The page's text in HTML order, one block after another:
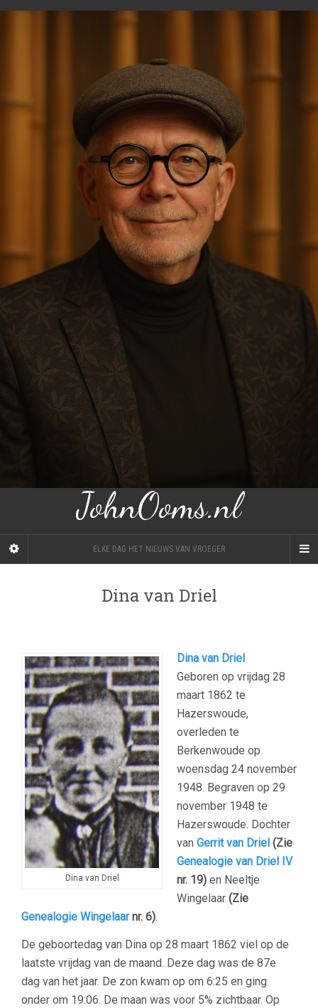
JohnOoms.nl
ELKE DAG HET NIEUWS VAN VROEGER
Dina van Driel
Dina van Driel
Dina van Driel
Geboren op vrijdag 28
maart 1862 te
Hazerswoude,
overleden te
Berkenwoude op
woensdag 24 november
1948. Begraven op 29
november 1948 te
Hazerswoude. Dochter
van Gerrit van Driel (Zie
Genealogie van Driel IV
nr. 19) en Neeltje
Wingelaar (Zie
Genealogie Wingelaarnr. 6).
De geboortedag van Dina op 28 maart 1862 viel op de
laatste vrijdag van de maand. Deze dag was de 87e
dag van het jaar. De zon kwam op om 6:25 en ging
onder om 19:06. De maan was voor 5% zichtbaar. Op